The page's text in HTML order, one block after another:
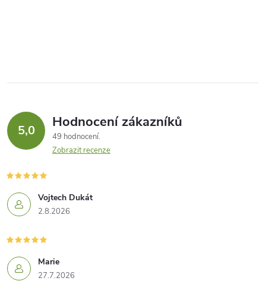
5,0 Hodnocení zákazníků
49 hodnocení
Zobrazit recenze
Vojtech Dukát
2.8.2026
Marie
27.7.2026